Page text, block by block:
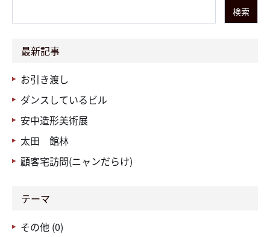
検索
最新記事
お引き渡し
ダンスしているビル
安中造形美術展
太田 館林
顧客宅訪問(ニャンだらけ)
テーマ
その他 (0)